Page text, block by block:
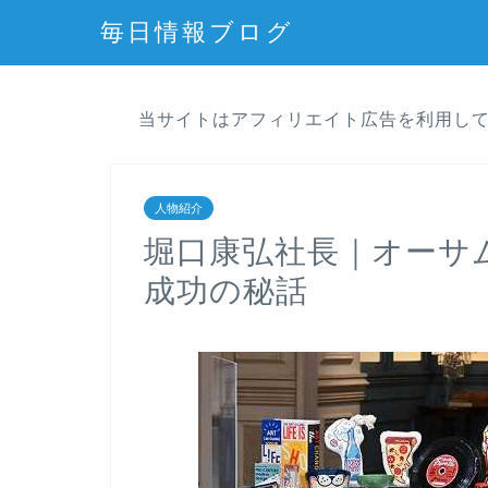
毎日情報ブログ
当サイトはアフィリエイト広告を利用し
人物紹介
堀口康弘社長｜オー
成功の秘話